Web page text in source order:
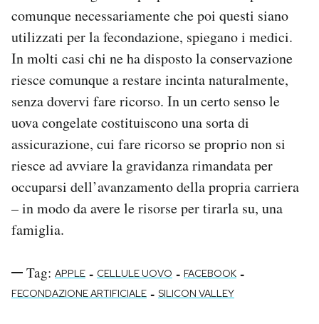
comunque necessariamente che poi questi siano
utilizzati per la fecondazione, spiegano i medici.
In molti casi chi ne ha disposto la conservazione
riesce comunque a restare incinta naturalmente,
senza dovervi fare ricorso. In un certo senso le
uova congelate costituiscono una sorta di
assicurazione, cui fare ricorso se proprio non si
riesce ad avviare la gravidanza rimandata per
occuparsi dell’avanzamento della propria carriera
– in modo da avere le risorse per tirarla su, una
famiglia.
Tag: APPLE - CELLULE UOVO - FACEBOOK -
FECONDAZIONE ARTIFICIALE - SILICON VALLEY